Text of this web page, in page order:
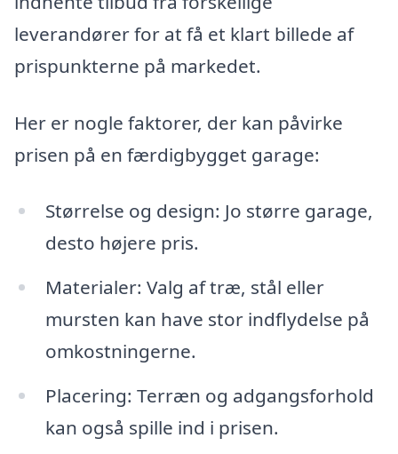
leverandører for at få et klart billede af
prispunkterne på markedet.
Her er nogle faktorer, der kan påvirke
prisen på en færdigbygget garage:
Størrelse og design: Jo større garage,
desto højere pris.
Materialer: Valg af træ, stål eller
mursten kan have stor indflydelse på
omkostningerne.
Placering: Terræn og adgangsforhold
kan også spille ind i prisen.